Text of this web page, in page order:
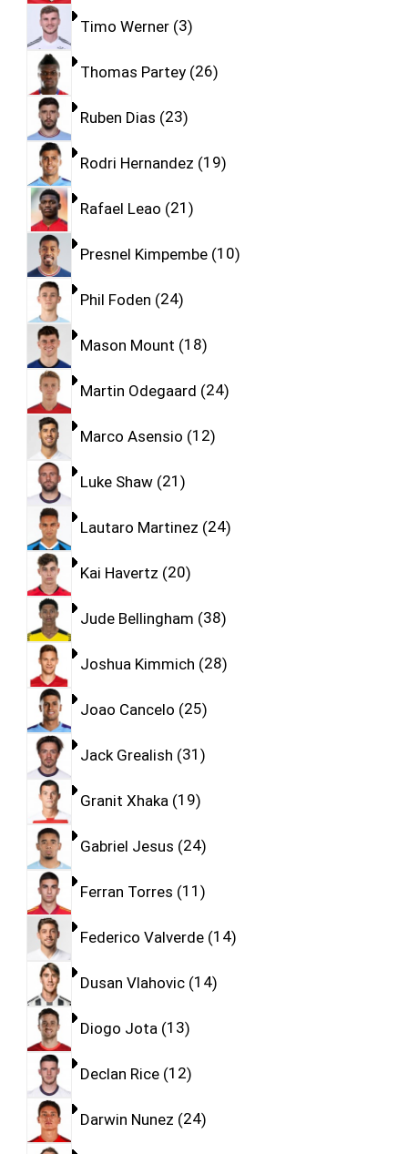
Timo Werner 3
Thomas Partey 26
Ruben Dias 23
Rodri Hernandez 19
Rafael Leao 21
Presnel Kimpembe 10
Phil Foden 24
Mason Mount 18
Martin Odegaard 24
Marco Asensio 12
Luke Shaw 21
Lautaro Martinez 24
Kai Havertz 20
Jude Bellingham 38
Joshua Kimmich 28
Joao Cancelo 25
Jack Grealish 31
Granit Xhaka 19
Gabriel Jesus 24
Ferran Torres 11
Federico Valverde 14
Dusan Vlahovic 14
Diogo Jota 13
Declan Rice 12
Darwin Nunez 24